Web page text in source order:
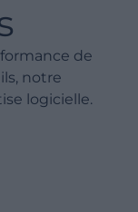
de
notre
logicielle.